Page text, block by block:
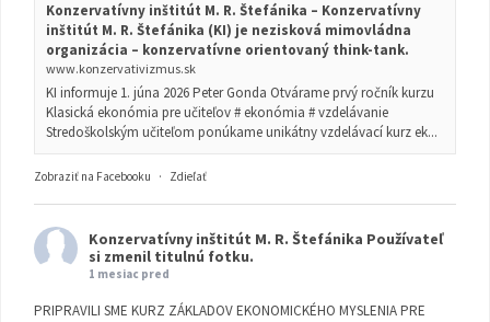
Konzervatívny inštitút M. R. Štefánika – Konzervatívny
inštitút M. R. Štefánika (KI) je nezisková mimovládna
organizácia – konzervatívne orientovaný think-tank.
www.konzervativizmus.sk
KI informuje 1. júna 2026 Peter Gonda Otvárame prvý ročník kurzu
Klasická ekonómia pre učiteľov # ekonómia # vzdelávanie
Stredoškolským učiteľom ponúkame unikátny vzdelávací kurz ek...
Zobraziť na Facebooku · Zdieľať
Konzervatívny inštitút M. R. Štefánika Používateľ
si zmenil titulnú fotku.
1 mesiac pred
PRIPRAVILI SME KURZ ZÁKLADOV EKONOMICKÉHO MYSLENIA PRE